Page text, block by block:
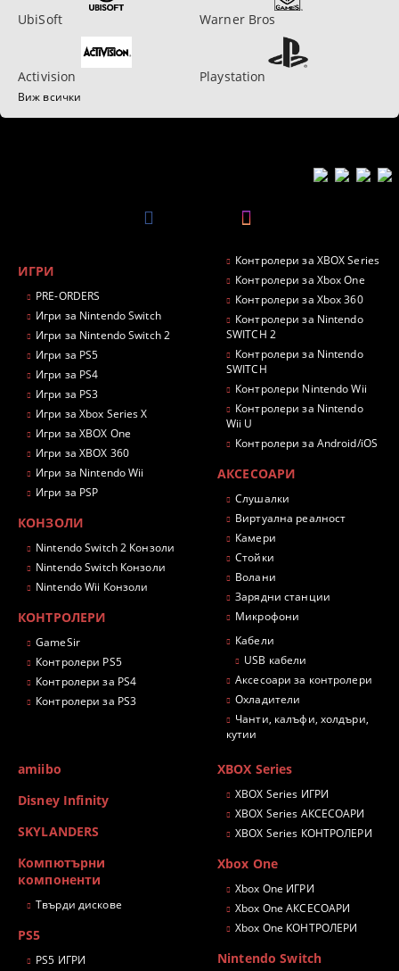
UbiSoft Warner Bros
Activision Playstation
Виж всички
ИГРИ
PRE-ORDERS
Игри за Nintendo Switch
Игри за Nintendo Switch 2
Игри за PS5
Игри за PS4
Игри за PS3
Игри за Xbox Series X
Игри за XBOX One
Игри за XBOX 360
Игри за Nintendo Wii
Игри за PSP
КОНЗОЛИ
Nintendo Switch 2 Конзоли
Nintendo Switch Конзоли
Nintendo Wii Конзоли
КОНТРОЛЕРИ
GameSir
Контролери PS5
Контролери за PS4
Контролери за PS3
Контролери за XBOX Series
Контролери за Xbox One
Контролери за Xbox 360
Контролери за Nintendo
SWITCH 2
Контролери за Nintendo
SWITCH
Контролери Nintendo Wii
Контролери за Nintendo
Wii U
Контролери за Android/iOS
АКСЕСОАРИ
Слушалки
Виртуална реалност
Камери
Стойки
Волани
Зарядни станции
Микрофони
Кабели
USB кабели
Аксесоари за контролери
Охладители
Чанти, калъфи, холдъри,
кутии
amiibo
Disney Infinity
SKYLANDERS
Компютърни
компоненти
Твърди дискове
PS5
PS5 ИГРИ
XBOX Series
XBOX Series ИГРИ
XBOX Series АКСЕСОАРИ
XBOX Series КОНТРОЛЕРИ
Xbox One
Xbox One ИГРИ
Xbox One АКСЕСОАРИ
Xbox One КОНТРОЛЕРИ
Nintendo Switch